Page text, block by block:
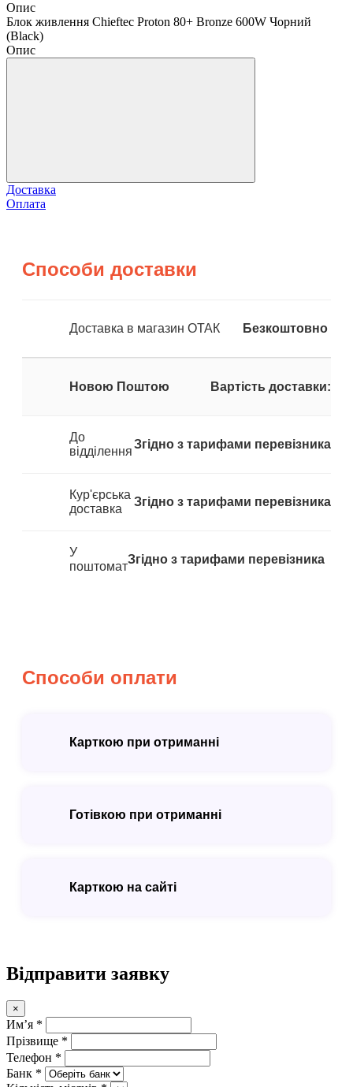
Опис
Блок живлення Chieftec Proton 80+ Bronze 600W Чорний
(Black)
Опис
Доставка
Оплата
Способи доставки
Доставка в магазин ОТАК Безкоштовно
Новою Поштою Вартість доставки:
До
відділення
Згідно з тарифами перевізника
Кур'єрська
доставка
Згідно з тарифами перевізника
У
поштомат
Згідно з тарифами перевізника
Способи оплати
Карткою при отриманні
Готівкою при отриманні
Карткою на сайті
Відправити заявку
×
Имʼя *
Прізвище *
Телефон *
Банк *